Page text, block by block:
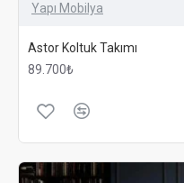
Yapı Mobilya
Astor Koltuk Takımı
89.700₺